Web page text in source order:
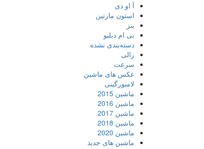
آ او دی
استون مارتین
بنز
بی ام دبلیو
دسته‌بندی نشده
رالی
سرعت
عکس های ماشین
لامبورگینی
ماشین 2015
ماشین 2016
ماشین 2017
ماشین 2018
ماشین 2020
ماشین های جدید